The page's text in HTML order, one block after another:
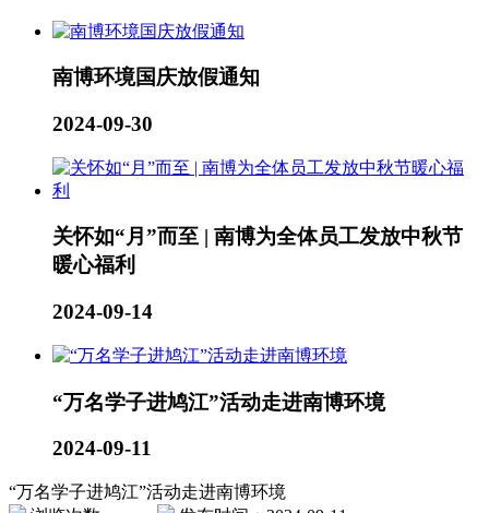
南博环境国庆放假通知
2024-09-30
关怀如“月”而至 | 南博为全体员工发放中秋节
暖心福利
2024-09-14
“万名学子进鸠江”活动走进南博环境
2024-09-11
“万名学子进鸠江”活动走进南博环境